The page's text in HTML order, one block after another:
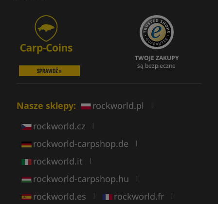
SPRAWDŹ »
TWOJE ZAKUPY
są bezpieczne
Nasze sklepy: rockworld.pl |
rockworld.cz |
rockworld-carpshop.de |
rockworld.it |
rockworld-carpshop.hu |
rockworld.es | rockworld.fr |